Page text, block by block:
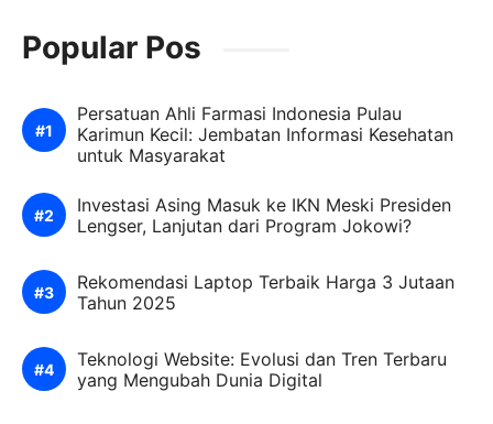
Popular Pos
Persatuan Ahli Farmasi Indonesia Pulau
Karimun Kecil: Jembatan Informasi Kesehatan
untuk Masyarakat
Investasi Asing Masuk ke IKN Meski Presiden
Lengser, Lanjutan dari Program Jokowi?
Rekomendasi Laptop Terbaik Harga 3 Jutaan
Tahun 2025
Teknologi Website: Evolusi dan Tren Terbaru
yang Mengubah Dunia Digital